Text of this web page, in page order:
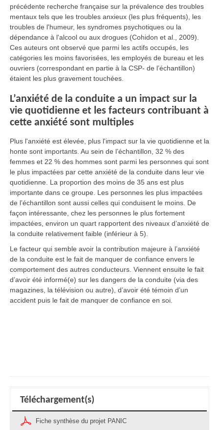
précédente recherche française sur la prévalence des troubles
mentaux tels que les troubles anxieux (les plus fréquents), les
troubles de l'humeur, les syndromes psychotiques ou la
dépendance à l'alcool ou aux drogues (Cohidon et al., 2009).
Ces auteurs ont observé que parmi les actifs occupés, les
catégories les moins favorisées, les employés de bureau et les
ouvriers (correspondant en partie à la CSP- de l’échantillon)
étaient les plus gravement touchées.
L’anxiété de la conduite a un impact sur la
vie quotidienne et les facteurs contribuant à
cette anxiété sont multiples
Plus l'anxiété est élevée, plus l'impact sur la vie quotidienne et la
honte sont importants. Au sein de l’échantillon, 32 % des
femmes et 22 % des hommes sont parmi les personnes qui sont
le plus impactées par cette anxiété de la conduite dans leur vie
quotidienne. La proportion des moins de 35 ans est plus
importante dans ce groupe. Les personnes les plus impactées
de l’échantillon sont aussi celles qui conduisent le moins. De
façon intéressante, chez les personnes le plus fortement
impactées, environ un quart rapportent des niveaux d’anxiété de
la conduite relativement faible (inférieur à 5).
Le facteur qui semble avoir la contribution majeure à l’anxiété
de la conduite est le fait de manquer de confiance envers le
comportement des autres conducteurs. Viennent ensuite le fait
d’avoir été informé(e) sur les dangers de la conduite (via des
magazines, la télévision ou autre), d’avoir été témoin d’un
accident puis le fait de manquer de confiance en soi.
Téléchargement(s)
Fiche synthèse du projet PANIC